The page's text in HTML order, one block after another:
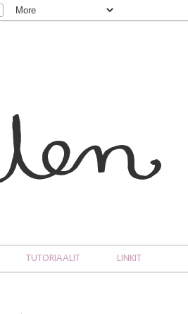
TUTORIAALIT LINKIT